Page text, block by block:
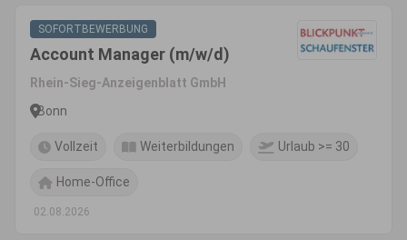
SOFORTBEWERBUNG
Account Manager (m/w/d)
Rhein-Sieg-Anzeigenblatt GmbH
Bonn
Vollzeit Weiterbildungen Urlaub >= 30
Home-Office
02.08.2026